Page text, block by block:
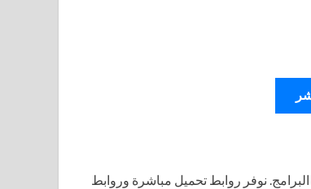
نوفر روابط تحميل مباشرة وروابط